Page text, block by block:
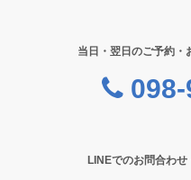
当日・翌日のご予約・
LINEでのお問合わせ